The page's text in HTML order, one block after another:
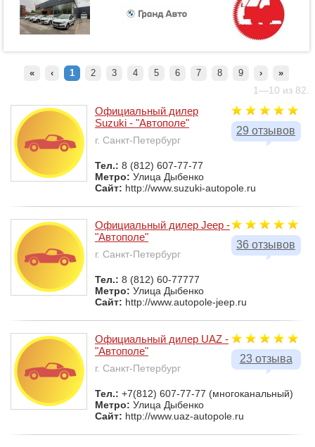
« ‹ 1 2 3 4 5 6 7 8 9 › »
1—10 из 82.
29 отзывов
Официальный дилер
Suzuki - "Автополе"
г. Санкт-Петербург
Тел.: 8 (812) 607-77-77
Метро: Улица Дыбенко
Сайт: http://www.suzuki-autopole.ru
36 отзывов
Официальный дилер Jeep -
"Автополе"
г. Санкт-Петербург
Тел.: 8 (812) 60-77777
Метро: Улица Дыбенко
Сайт: http://www.autopole-jeep.ru
23 отзыва
Официальный дилер UAZ -
"Автополе"
г. Санкт-Петербург
Тел.: +7(812) 607-77-77 (многоканальный)
Метро: Улица Дыбенко
Сайт: http://www.uaz-autopole.ru